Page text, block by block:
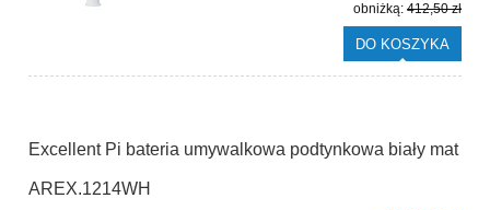
obniżką: 412,50 zł
DO KOSZYKA
Excellent Pi bateria umywalkowa podtynkowa biały mat
AREX.1214WH